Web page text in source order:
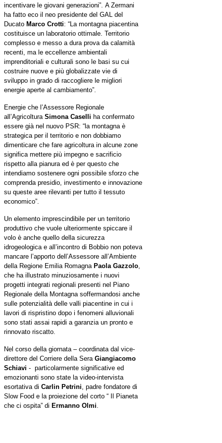
incentivare le giovani generazioni”. A Zermani
ha fatto eco il neo presidente del GAL del
Ducato Marco Crotti: “La montagna piacentina
costituisce un laboratorio ottimale. Territorio
complesso e messo a dura prova da calamità
recenti, ma le eccellenze ambientali
imprenditoriali e culturali sono le basi su cui
costruire nuove e più globalizzate vie di
sviluppo in grado di raccogliere le migliori
energie aperte al cambiamento”.
Energie che l’Assessore Regionale
all’Agricoltura Simona Caselli ha confermato
essere già nel nuovo PSR: “la montagna è
strategica per il territorio e non dobbiamo
dimenticare che fare agricoltura in alcune zone
significa mettere più impegno e sacrificio
rispetto alla pianura ed è per questo che
intendiamo sostenere ogni possibile sforzo che
comprenda presidio, investimento e innovazione
su queste aree rilevanti per tutto il tessuto
economico”.
Un elemento imprescindibile per un territorio
produttivo che vuole ulteriormente spiccare il
volo è anche quello della sicurezza
idrogeologica e all’incontro di Bobbio non poteva
mancare l’apporto dell’Assessore all’Ambiente
della Regione Emilia Romagna Paola Gazzolo
che ha illustrato minuziosamente i nuovi
progetti integrati regionali presenti nel Piano
Regionale della Montagna soffermandosi anche
sulle potenzialità delle valli piacentine in cui i
lavori di rispristino dopo i fenomeni alluvionali
sono stati assai rapidi a garanzia un pronto e
rinnovato riscatto.
Nel corso della giornata – coordinata dal vice-
direttore del Corriere della Sera Giangiacomo
Schiavi - particolarmente significative ed
emozionanti sono state la video-intervista
esortativa di Carlin Petrini , padre fondatore di
Slow Food e la proiezione del corto “ Il Pianeta
che ci ospita” di Ermanno Olmi